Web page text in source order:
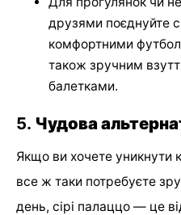
друзями поєднуйте
комфортними
також зручним
балетками.
5. Чудова
Якщо ви хочете уникнути
все ж таки потребуєте
день, сірі палаццо — це